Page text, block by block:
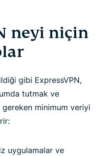
neyi niçin
gibi ExpressVPN,
tutmak ve
minimum veriyi
uygulamalar ve